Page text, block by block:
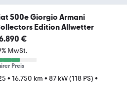
500e Giorgio Armani
Edition Allwetter
€
MwSt.
Preis
• 16.750 km • 87 kW (118 PS) •